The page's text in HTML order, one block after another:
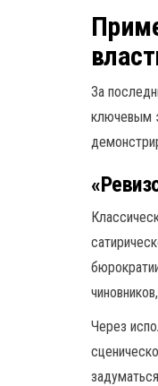
За
ключевым
Через